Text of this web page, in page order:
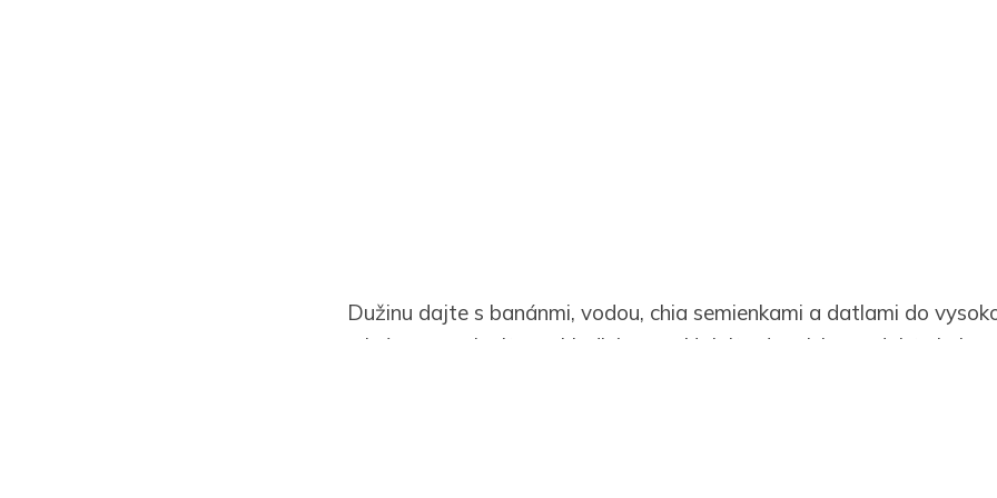
Dužinu dajte s banánmi, vodou, chia semienkami a datlami do
mixéra a vymixujte na hladkú penu. Nalejte do misky, ozdobte